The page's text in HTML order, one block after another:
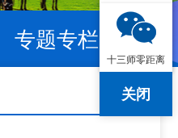
专题专栏
十三师零距离
关闭